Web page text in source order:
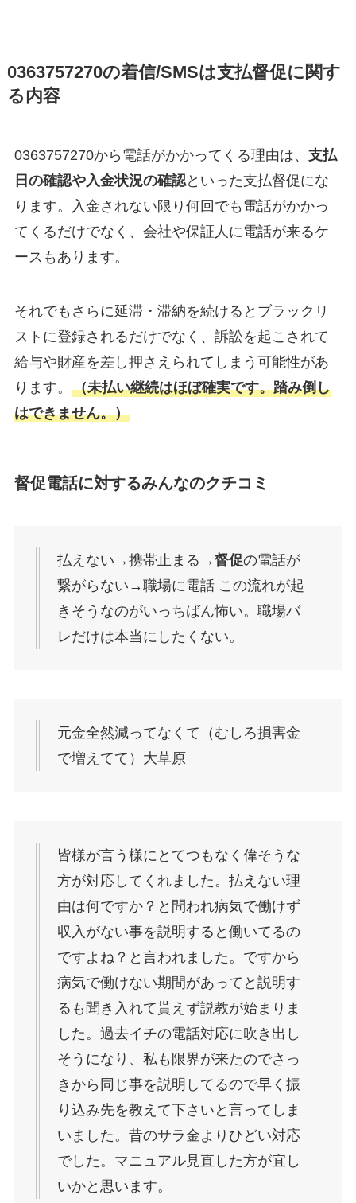
0363757270の着信/SMSは支払督促に関す
る内容
0363757270から電話がかかってくる理由は、 支払
日の確認や入金状況の確認といった支払督促にな
ります。入金されない限り何回でも電話がかかっ
てくるだけでなく、会社や保証人に電話が来るケ
ースもあります。
それでもさらに延滞・滞納を続けるとブラックリ
ストに登録されるだけでなく、訴訟を起こされて
給与や財産を差し押さえられてしまう可能性があ
ります。 （未払い継続はほぼ確実です。踏み倒し
はできません。）
督促電話に対するみんなのクチコミ
払えない→携帯止まる→督促の電話が
繋がらない→職場に電話 この流れが起
きそうなのがいっちばん怖い。職場バ
レだけは本当にしたくない。
元金全然減ってなくて（むしろ損害金
で増えてて）大草原
皆様が言う様にとてつもなく偉そうな
方が対応してくれました。払えない理
由は何ですか？と問われ病気で働けず
収入がない事を説明すると働いてるの
ですよね？と言われました。ですから
病気で働けない期間があってと説明す
るも聞き入れて貰えず説教が始まりま
した。過去イチの電話対応に吹き出し
そうになり、私も限界が来たのでさっ
きから同じ事を説明してるので早く振
り込み先を教えて下さいと言ってしま
いました。昔のサラ金よりひどい対応
でした。マニュアル見直した方が宜し
いかと思います。